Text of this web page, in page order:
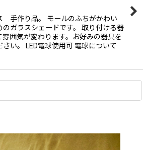
手作り品。 モールのふちがかわい
のガラスシェードです。 取り付ける器
雰囲気が変わります。お好みの器具を
さい。 LED電球使用可 電球について